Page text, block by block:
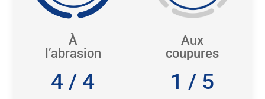
À
l’abrasion
4 / 4
Aux
coupures
1 / 5